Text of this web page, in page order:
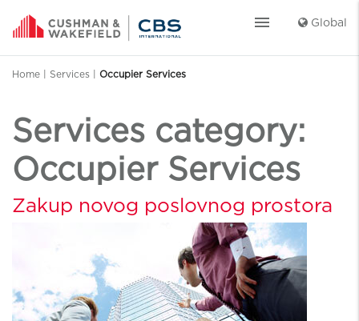
menu Global
Home Services Occupier Services
Services category:
Occupier Services
Zakup novog poslovnog prostora